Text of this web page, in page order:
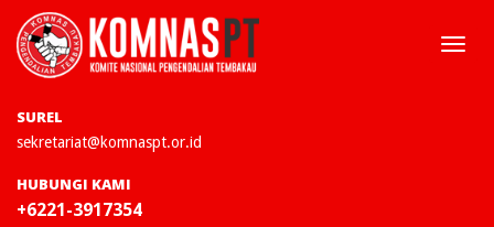
SUREL
sekretariat@komnaspt.or.id
HUBUNGI KAMI
+6221-3917354